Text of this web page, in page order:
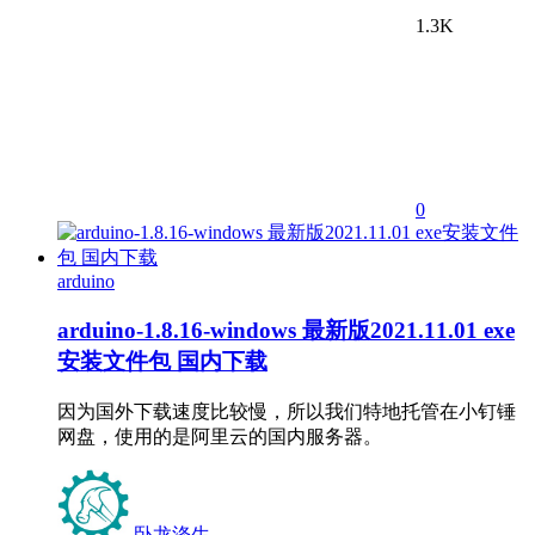
1.3K
0
arduino
arduino-1.8.16-windows 最新版2021.11.01 exe
安装文件包 国内下载
因为国外下载速度比较慢，所以我们特地托管在小钉锤
网盘，使用的是阿里云的国内服务器。